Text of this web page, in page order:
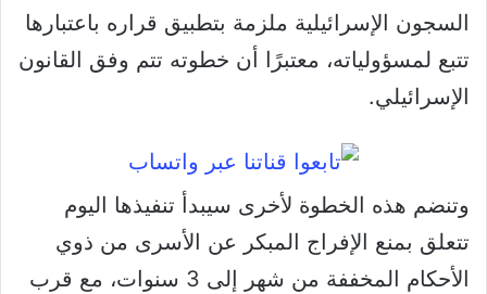
السجون الإسرائيلية ملزمة بتطبيق قراره باعتبارها
تتبع لمسؤولياته، معتبرًا أن خطوته تتم وفق القانون
الإسرائيلي.
وتنضم هذه الخطوة لأخرى سيبدأ تنفيذها اليوم
تتعلق بمنع الإفراج المبكر عن الأسرى من ذوي
الأحكام المخففة من شهر إلى 3 سنوات، مع قرب